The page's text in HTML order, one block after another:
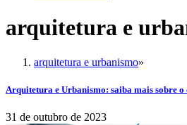
arquitetura e
arquitetura e urbanismo»
Arquitetura e Urbanismo: saiba mais sobre o
31 de outubro de 2023